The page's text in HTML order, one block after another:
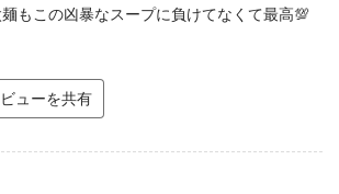
もこの凶暴なスープに負けてなくて最高💯
ューを共有